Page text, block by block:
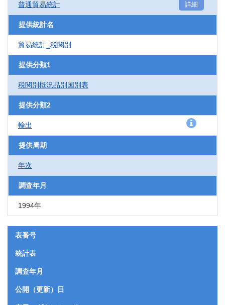
普通貿易統計 詳細
提供統計名
貿易統計_税関別
提供分類1
税関別概況品別国別表
提供分類2
輸出
提供周期
年次
調査年月
1994年
表番号
統計表
調査年月
公開（更新）日